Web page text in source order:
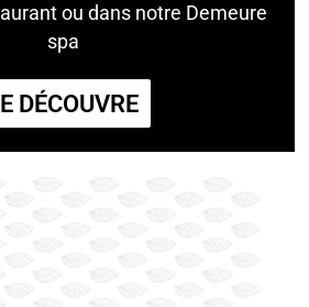
ou dans notre Demeure
spa
DÉCOUVRE